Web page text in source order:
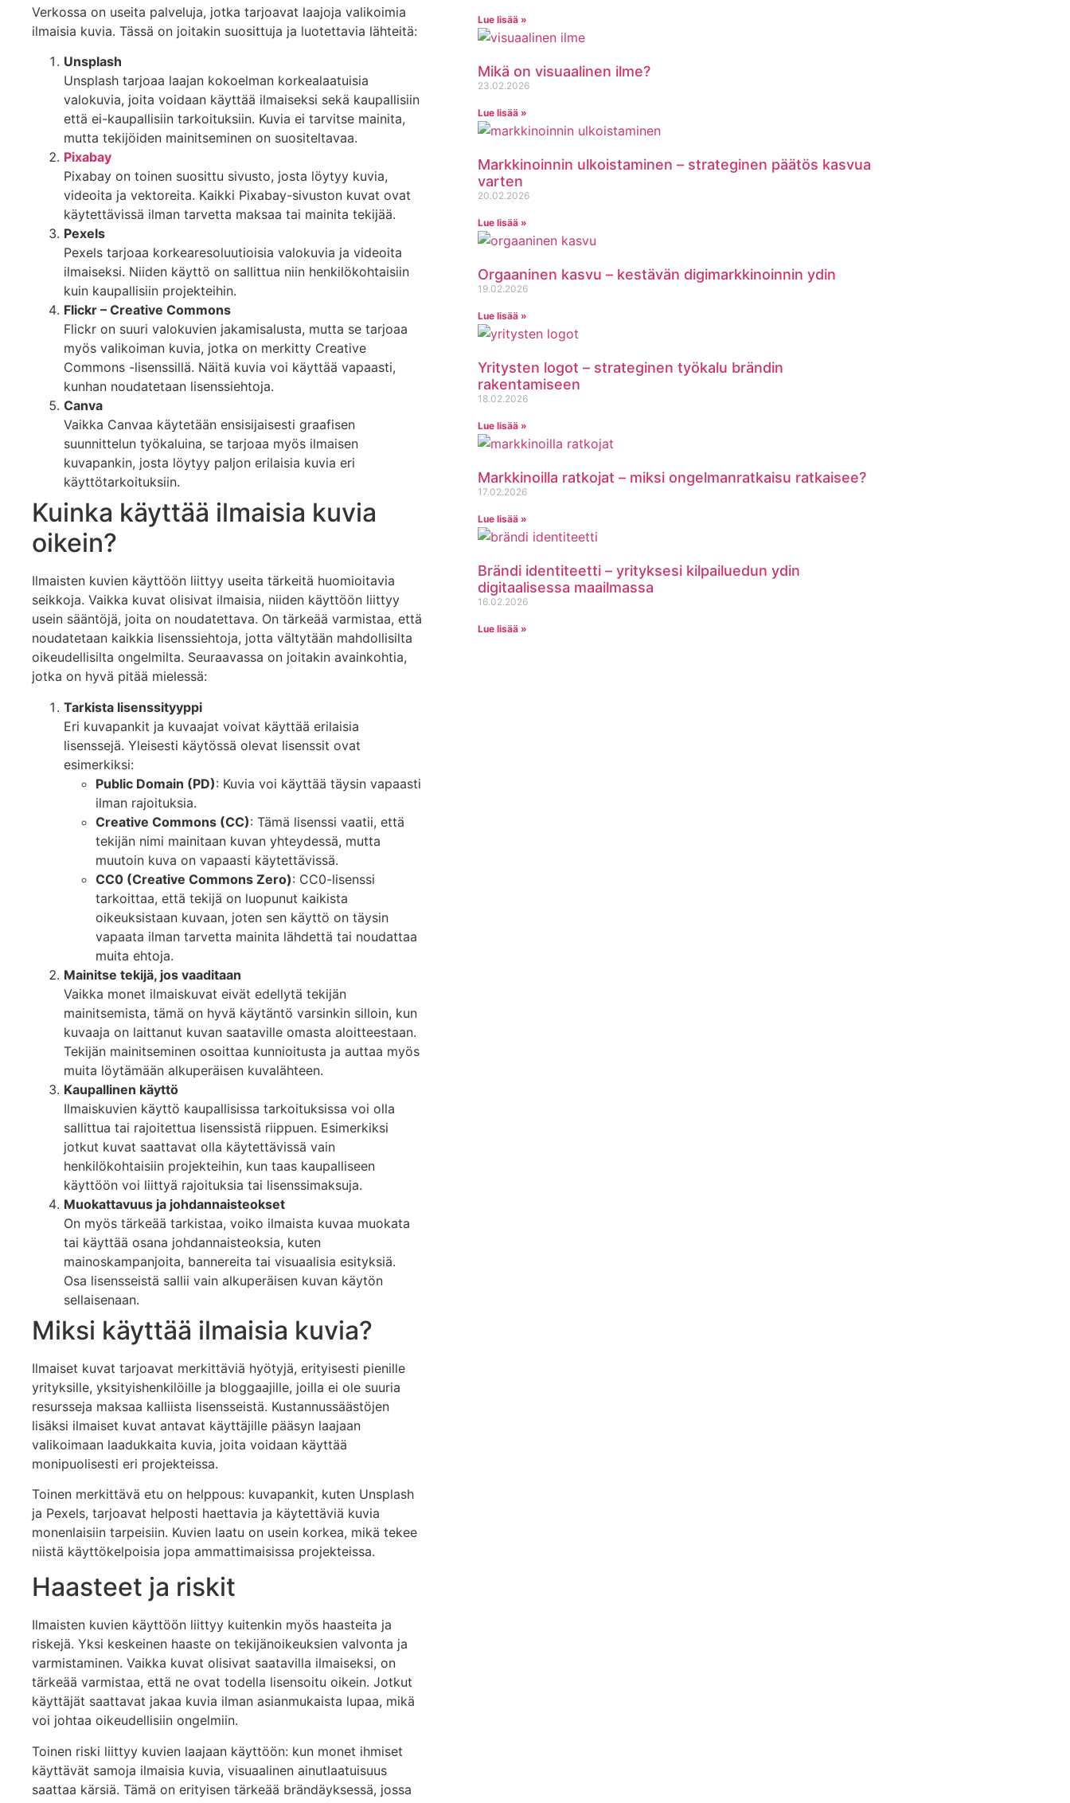
Verkossa on useita palveluja, jotka tarjoavat laajoja valikoimia
ilmaisia kuvia. Tässä on joitakin suosittuja ja luotettavia lähteitä:
Unsplash
Unsplash tarjoaa laajan kokoelman korkealaatuisia
valokuvia, joita voidaan käyttää ilmaiseksi sekä kaupallisiin
että ei-kaupallisiin tarkoituksiin. Kuvia ei tarvitse mainita,
mutta tekijöiden mainitseminen on suositeltavaa.
Pixabay
Pixabay on toinen suosittu sivusto, josta löytyy kuvia,
videoita ja vektoreita. Kaikki Pixabay-sivuston kuvat ovat
käytettävissä ilman tarvetta maksaa tai mainita tekijää.
Pexels
Pexels tarjoaa korkearesoluutioisia valokuvia ja videoita
ilmaiseksi. Niiden käyttö on sallittua niin henkilökohtaisiin
kuin kaupallisiin projekteihin.
Flickr – Creative Commons
Flickr on suuri valokuvien jakamisalusta, mutta se tarjoaa
myös valikoiman kuvia, jotka on merkitty Creative
Commons -lisenssillä. Näitä kuvia voi käyttää vapaasti,
kunhan noudatetaan lisenssiehtoja.
Canva
Vaikka Canvaa käytetään ensisijaisesti graafisen
suunnittelun työkaluina, se tarjoaa myös ilmaisen
kuvapankin, josta löytyy paljon erilaisia kuvia eri
käyttötarkoituksiin.
Kuinka käyttää ilmaisia kuvia
oikein?
Ilmaisten kuvien käyttöön liittyy useita tärkeitä huomioitavia
seikkoja. Vaikka kuvat olisivat ilmaisia, niiden käyttöön liittyy
usein sääntöjä, joita on noudatettava. On tärkeää varmistaa, että
noudatetaan kaikkia lisenssiehtoja, jotta vältytään mahdollisilta
oikeudellisilta ongelmilta. Seuraavassa on joitakin avainkohtia,
jotka on hyvä pitää mielessä:
Tarkista lisenssityyppi
Eri kuvapankit ja kuvaajat voivat käyttää erilaisia
lisenssejä. Yleisesti käytössä olevat lisenssit ovat
esimerkiksi:
Public Domain (PD): Kuvia voi käyttää täysin vapaasti
ilman rajoituksia.
Creative Commons (CC): Tämä lisenssi vaatii, että
tekijän nimi mainitaan kuvan yhteydessä, mutta
muutoin kuva on vapaasti käytettävissä.
CC0 (Creative Commons Zero): CC0-lisenssi
tarkoittaa, että tekijä on luopunut kaikista
oikeuksistaan kuvaan, joten sen käyttö on täysin
vapaata ilman tarvetta mainita lähdettä tai noudattaa
muita ehtoja.
Mainitse tekijä, jos vaaditaan
Vaikka monet ilmaiskuvat eivät edellytä tekijän
mainitsemista, tämä on hyvä käytäntö varsinkin silloin, kun
kuvaaja on laittanut kuvan saataville omasta aloitteestaan.
Tekijän mainitseminen osoittaa kunnioitusta ja auttaa myös
muita löytämään alkuperäisen kuvalähteen.
Kaupallinen käyttö
Ilmaiskuvien käyttö kaupallisissa tarkoituksissa voi olla
sallittua tai rajoitettua lisenssistä riippuen. Esimerkiksi
jotkut kuvat saattavat olla käytettävissä vain
henkilökohtaisiin projekteihin, kun taas kaupalliseen
käyttöön voi liittyä rajoituksia tai lisenssimaksuja.
Muokattavuus ja johdannaisteokset
On myös tärkeää tarkistaa, voiko ilmaista kuvaa muokata
tai käyttää osana johdannaisteoksia, kuten
mainoskampanjoita, bannereita tai visuaalisia esityksiä.
Osa lisensseistä sallii vain alkuperäisen kuvan käytön
sellaisenaan.
Miksi käyttää ilmaisia kuvia?
Ilmaiset kuvat tarjoavat merkittäviä hyötyjä, erityisesti pienille
yrityksille, yksityishenkilöille ja bloggaajille, joilla ei ole suuria
resursseja maksaa kalliista lisensseistä. Kustannussäästöjen
lisäksi ilmaiset kuvat antavat käyttäjille pääsyn laajaan
valikoimaan laadukkaita kuvia, joita voidaan käyttää
monipuolisesti eri projekteissa.
Toinen merkittävä etu on helppous: kuvapankit, kuten Unsplash
ja Pexels, tarjoavat helposti haettavia ja käytettäviä kuvia
monenlaisiin tarpeisiin. Kuvien laatu on usein korkea, mikä tekee
niistä käyttökelpoisia jopa ammattimaisissa projekteissa.
Haasteet ja riskit
Ilmaisten kuvien käyttöön liittyy kuitenkin myös haasteita ja
riskejä. Yksi keskeinen haaste on tekijänoikeuksien valvonta ja
varmistaminen. Vaikka kuvat olisivat saatavilla ilmaiseksi, on
tärkeää varmistaa, että ne ovat todella lisensoitu oikein. Jotkut
käyttäjät saattavat jakaa kuvia ilman asianmukaista lupaa, mikä
voi johtaa oikeudellisiin ongelmiin.
Toinen riski liittyy kuvien laajaan käyttöön: kun monet ihmiset
käyttävät samoja ilmaisia kuvia, visuaalinen ainutlaatuisuus
saattaa kärsiä. Tämä on erityisen tärkeää brändäyksessä, jossa
Lue lisää »
Mikä on visuaalinen ilme?
23.02.2026
Lue lisää »
Markkinoinnin ulkoistaminen – strateginen päätös kasvua
varten
20.02.2026
Lue lisää »
Orgaaninen kasvu – kestävän digimarkkinoinnin ydin
19.02.2026
Lue lisää »
Yritysten logot – strateginen työkalu brändin
rakentamiseen
18.02.2026
Lue lisää »
Markkinoilla ratkojat – miksi ongelmanratkaisu ratkaisee?
17.02.2026
Lue lisää »
Brändi identiteetti – yrityksesi kilpailuedun ydin
digitaalisessa maailmassa
16.02.2026
Lue lisää »